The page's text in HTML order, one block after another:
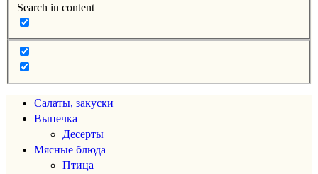
Search in content
Салаты, закуски
Выпечка
Десерты
Мясные блюда
Птица